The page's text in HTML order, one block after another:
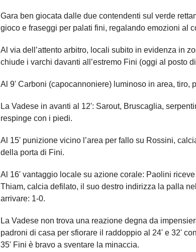
Gara ben giocata dalle due contendenti sul verde
gioco e fraseggi per palati fini, regalando emozioni al
Al via dell’attento arbitro, locali subito in evidenza in
chiude i varchi davanti all’estremo Fini (oggi al posto
Al 9' Carboni (capocannoniere) luminoso in area, tiro,
La Vadese in avanti al 12': Sarout, Bruscaglia,
respinge con i piedi.
Al 15' punizione vicino l’area per fallo su Rossini,
della porta di Fini.
Al 16' vantaggio locale su azione corale: Paolini
Thiam, calcia defilato, il suo destro indirizza la palla
arrivare: 1-0.
La Vadese non trova una reazione degna da
padroni di casa per sfiorare il raddoppio al 24' e 32'
35' Fini è bravo a sventare la minaccia.